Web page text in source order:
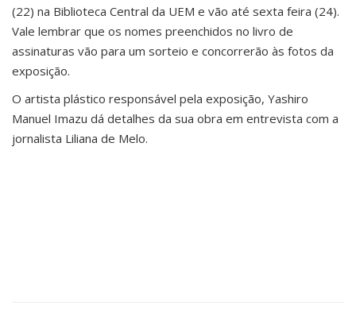
(22) na Biblioteca Central da UEM e vão até sexta feira (24).
Vale lembrar que os nomes preenchidos no livro de
assinaturas vão para um sorteio e concorrerão às fotos da
exposição.
O artista plástico responsável pela exposição, Yashiro
Manuel Imazu dá detalhes da sua obra em entrevista com a
jornalista Liliana de Melo.